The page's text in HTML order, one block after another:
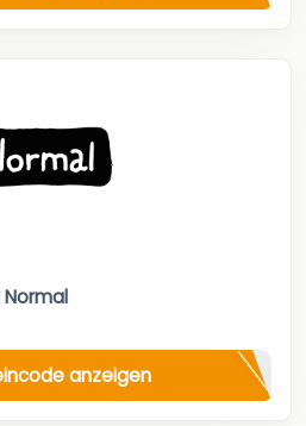
Normal
anzeigen